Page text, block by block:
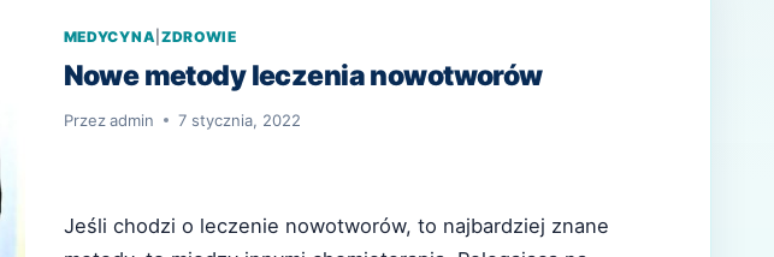
MEDYCYNA ZDROWIE
Nowe metody leczenia nowotworów
Przez admin 7 stycznia, 2022
Jeśli chodzi o leczenie nowotworów, to najbardziej znane